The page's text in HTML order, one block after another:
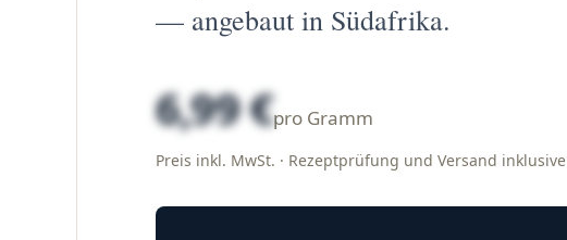
— angebaut in Südafrika.
6,99 €pro Gramm
Preis inkl. MwSt. · Rezeptprüfung und Versand inklusive